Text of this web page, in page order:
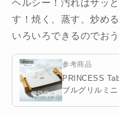
ヘルシー！汚れはサッ
す！焼く、蒸す、炒め
いろいろできるのでお
参考商品
PRINCESS
ブルグリルミ